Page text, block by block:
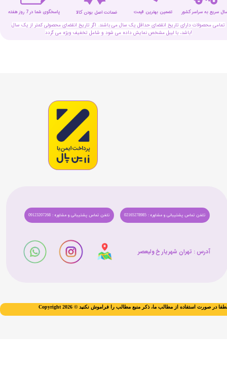
تمامی محصولات دارای تاریخ انقضای حداقل یک سال می باشند. اگر تاریخ انقضای محصولی کمتر از یک سال
باشد، با لیبل مشخص نمایش داده می شود و شامل تخفیف ویژه می گردد!
ضمانت اصل بودن کالا تضمین بهترین قیمت پاسخگوی شما در 7 روز هفته سریع به سراسر کشور
تلفن تماس پشتیبانی و مشاوره : 09123207268 تلفن تماس پشتیبانی و مشاوره : 02165278985
آدرس : تهران شهریار خ ولیعصر​​​​​​​